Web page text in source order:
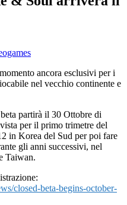
ancora esclusivi per i
nel vecchio continente e
partirà il 30 Ottobre di
per il primo trimetre del
in Korea del Sud per poi fare
gli anni successivi, nel
Taiwan.
closed-beta-begins-october-